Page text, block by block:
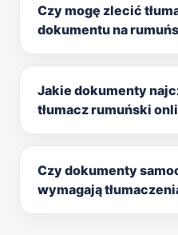
Czy mogę zlecić
dokumentu na
Jakie dokumenty
tłumacz rumuński
Czy dokumenty
wymagają